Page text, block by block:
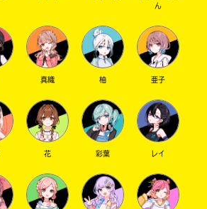
ん
真織 柚 亜子
花 彩葉 レイ